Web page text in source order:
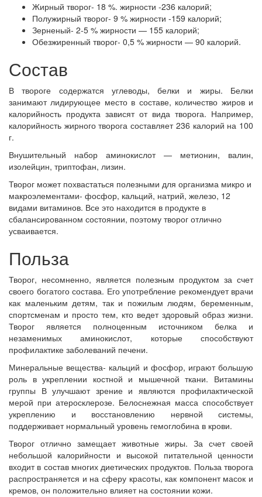
Жирный творог- 18 %. жирности -236 калорий;
Полужирный творог- 9 % жирности -159 калорий;
Зерненый- 2-5 % жирности — 155 калорий;
Обезжиренный творог- 0,5 % жирности — 90 калорий.
Состав
В твороге содержатся углеводы, белки и жиры. Белки
занимают лидирующее место в составе, количество жиров и
калорийность продукта зависят от вида творога. Например,
калорийность жирного творога составляет 236 калорий на 100
г.
Внушительный набор аминокислот — метионин, валин,
изолейцин, триптофан, лизин.
Творог может похвастаться полезными для организма микро и
макроэлементами- фосфор, кальций, натрий, железо, 12
видами витаминов. Все это находится в продукте в
сбалансированном состоянии, поэтому творог отлично
усваивается.
Польза
Творог, несомненно, является полезным продуктом за счет
своего богатого состава. Его употребление рекомендует врачи
как маленьким детям, так и пожилым людям, беременным,
спортсменам и просто тем, кто ведет здоровый образ жизни.
Творог является полноценным источником белка и
незаменимых аминокислот, которые способствуют
профилактике заболеваний печени.
Минеральные вещества- кальций и фосфор, играют большую
роль в укреплении костной и мышечной ткани. Витамины
группы В улучшают зрение и являются профилактической
мерой при атеросклерозе. Белоснежная масса способствует
укреплению и восстановлению нервной системы,
поддерживает нормальный уровень гемоглобина в крови.
Творог отлично замещает животные жиры. За счет своей
небольшой калорийности и высокой питательной ценности
входит в состав многих диетических продуктов. Польза творога
распространяется и на сферу красоты, как компонент масок и
кремов, он положительно влияет на состоянии кожи.